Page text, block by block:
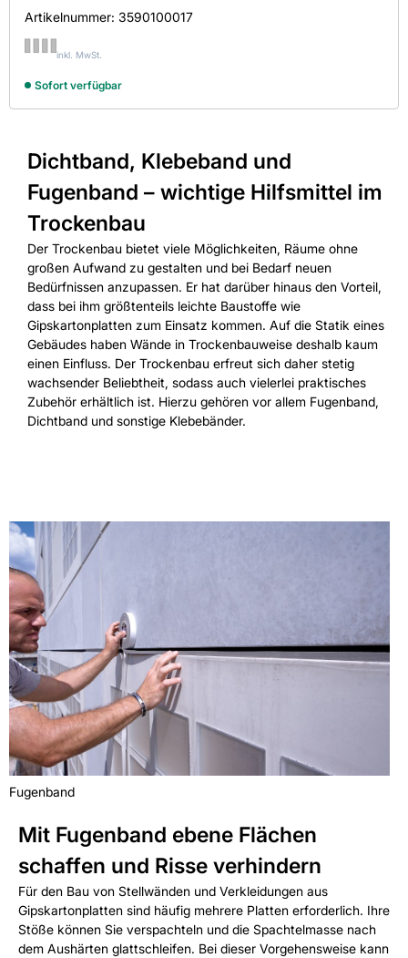
Artikelnummer: 3590100017
inkl. MwSt.
Sofort verfügbar
Dichtband, Klebeband und
Fugenband – wichtige Hilfsmittel im
Trockenbau
Der Trockenbau bietet viele Möglichkeiten, Räume ohne
großen Aufwand zu gestalten und bei Bedarf neuen
Bedürfnissen anzupassen. Er hat darüber hinaus den Vorteil,
dass bei ihm größtenteils leichte Baustoffe wie
Gipskartonplatten zum Einsatz kommen. Auf die Statik eines
Gebäudes haben Wände in Trockenbauweise deshalb kaum
einen Einfluss. Der Trockenbau erfreut sich daher stetig
wachsender Beliebtheit, sodass auch vielerlei praktisches
Zubehör erhältlich ist. Hierzu gehören vor allem Fugenband,
Dichtband und sonstige Klebebänder.
Fugenband
Mit Fugenband ebene Flächen
schaffen und Risse verhindern
Für den Bau von Stellwänden und Verkleidungen aus
Gipskartonplatten sind häufig mehrere Platten erforderlich. Ihre
Stöße können Sie verspachteln und die Spachtelmasse nach
dem Aushärten glattschleifen. Bei dieser Vorgehensweise kann